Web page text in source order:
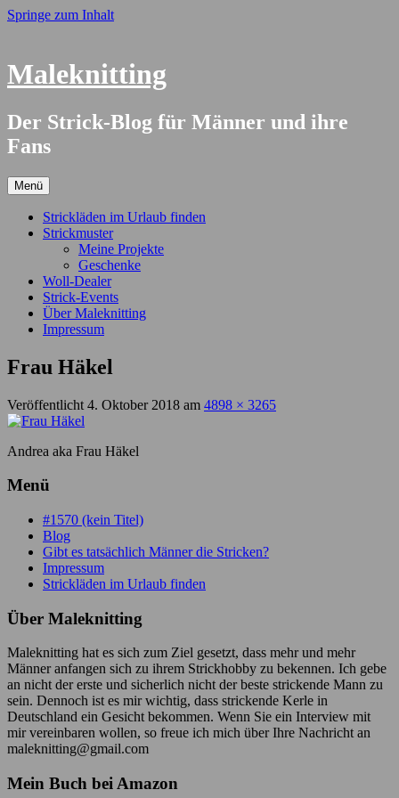
Springe zum Inhalt
Maleknitting
Der Strick-Blog für Männer und ihre
Fans
Menü
Strickläden im Urlaub finden
Strickmuster
Meine Projekte
Geschenke
Woll-Dealer
Strick-Events
Über Maleknitting
Impressum
Frau Häkel
Veröffentlicht 4. Oktober 2018 am 4898 × 3265
Andrea aka Frau Häkel
Menü
#1570 (kein Titel)
Blog
Gibt es tatsächlich Männer die Stricken?
Impressum
Strickläden im Urlaub finden
Über Maleknitting
Maleknitting hat es sich zum Ziel gesetzt, dass mehr und mehr
Männer anfangen sich zu ihrem Strickhobby zu bekennen. Ich gebe
an nicht der erste und sicherlich nicht der beste strickende Mann zu
sein. Dennoch ist es mir wichtig, dass strickende Kerle in
Deutschland ein Gesicht bekommen. Wenn Sie ein Interview mit
mir vereinbaren wollen, so freue ich mich über Ihre Nachricht an
maleknitting@gmail.com
Mein Buch bei Amazon